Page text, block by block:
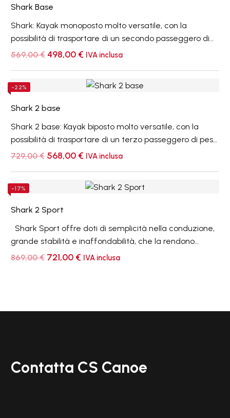
Shark Base
Shark: Kayak monoposto molto versatile, con la
possibilità di trasportare di un secondo passeggero di
peso leggero, del tipo 'sit on top', con sedile e
noleggio.
569,00€ Il
originale
498,00 € Il
attuale
è:
498,00 €.
IVA inclusa
Shark
-22%
Shark 2 base
Shark 2 base: Kayak biposto molto versatile, con la
possibilità di trasportare di un terzo passeggero di peso
leggero, del tipo 'sit on top', con sedili e poggiapiedi
729,00€ Il
originale
568,00 € Il
attuale
è:
568,00 €.
IVA inclusa
Shark
-17%
Shark 2 Sport
grande stabilità e inaffondabilità, che la rendono
perfetta per essere condotta anche da persone non
869,00€ Il
721,00 € IlIVA inclusa
Contatta CS Canoe